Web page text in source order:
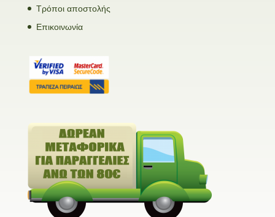
Τρόποι αποστολής
Επικοινωνία